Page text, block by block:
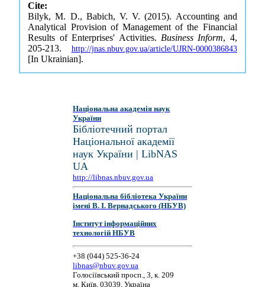
Cite:
Bilyk, M. D., Babich, V. V. (2015). Accounting and
Analytical Provision of Management of the Financial
Results of Enterprises' Activities. Business Inform, 4,
205-213. http://jnas.nbuv.gov.ua/article/UJRN-0000386843
[In Ukrainian].
Національна академія наук
України
Бібліотечний портал
Національної академії
наук України | LibNAS
UA
http://libnas.nbuv.gov.ua
Національна бібліотека України
імені В. І. Вернадського (НБУВ)
Інститут інформаційних
технологій НБУВ
+38 (044) 525-36-24
libnas@nbuv.gov.ua
Голосіївський просп., 3, к. 209
м. Київ, 03039, Україна